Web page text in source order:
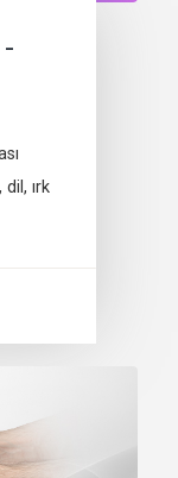
-
ırk